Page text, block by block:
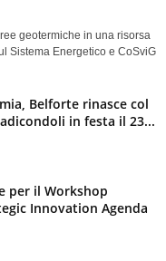
geotermiche in una risorsa
Sistema Energetico e CoSviG
Belforte rinasce col
in festa il 23...
per il Workshop
Innovation Agenda